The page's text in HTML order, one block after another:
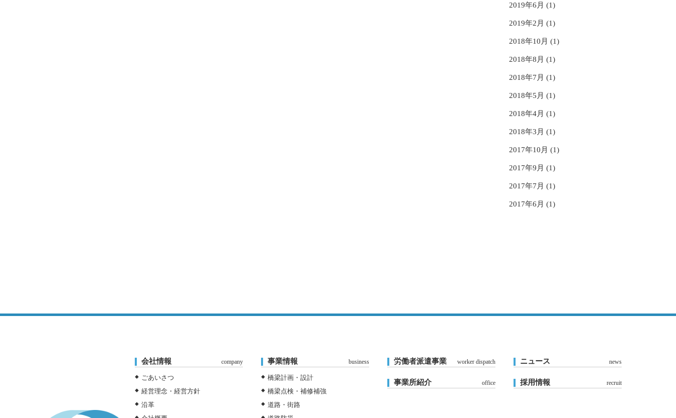
2019年6月 (1)
2019年2月 (1)
2018年10月 (1)
2018年8月 (1)
2018年7月 (1)
2018年5月 (1)
2018年4月 (1)
2018年3月 (1)
2017年10月 (1)
2017年9月 (1)
2017年7月 (1)
2017年6月 (1)
会社情報 company
ごあいさつ
経営理念・経営方針
沿革
事業情報 business
橋梁計画・設計
橋梁点検・補修補強
道路・街路
労働者派遣事業 worker dispatch
事業所紹介 office
ニュース news
採用情報 recruit